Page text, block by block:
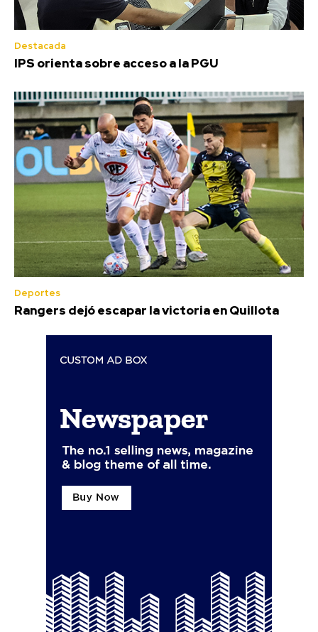
Destacada
IPS orienta sobre acceso a la PGU
Deportes
Rangers dejó escapar la victoria en Quillota